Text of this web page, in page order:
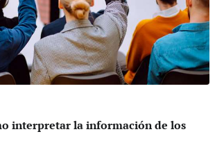
interpretar la información de los